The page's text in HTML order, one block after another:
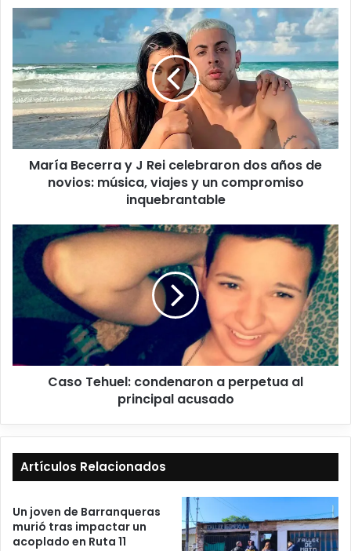
María Becerra y J Rei celebraron dos años de
novios: música, viajes y un compromiso
inquebrantable
Caso Tehuel: condenaron a perpetua al
principal acusado
Artículos Relacionados
Un joven de Barranqueras
murió tras impactar un
acoplado en Ruta 11